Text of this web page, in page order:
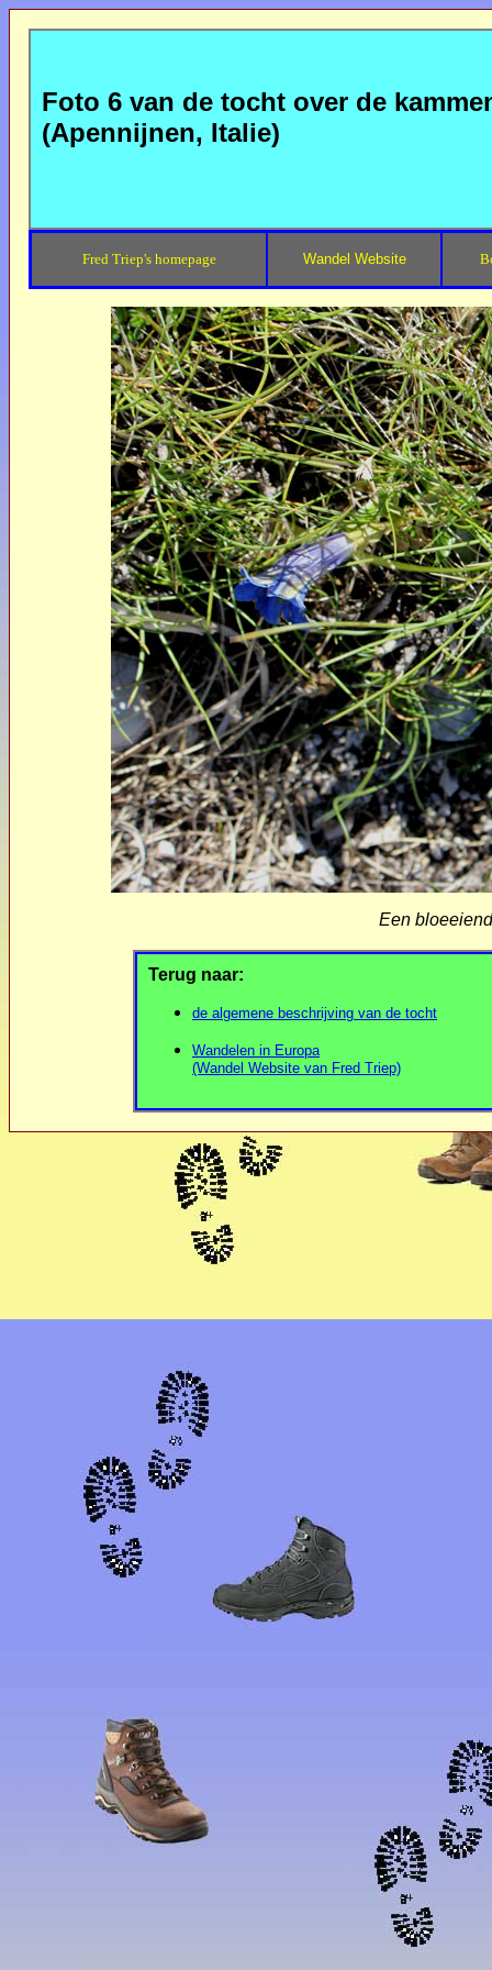
Foto 6 van de tocht over de
(Apennijnen, Italie)
Fred Triep's homepage Wandel Website
Een
Terug naar:
de algemene beschrijving van de tocht
Wandelen in Europa
(Wandel Website van Fred Triep)